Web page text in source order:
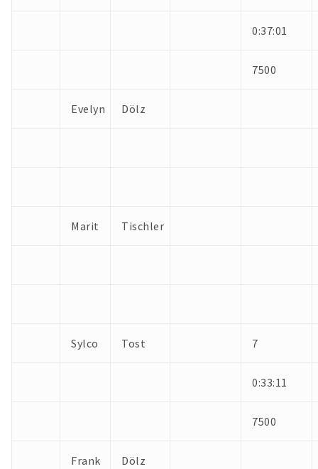
0:37:01
7500
Evelyn Dölz
Marit Tischler
Sylco Tost 7
0:33:11
7500
Frank Dölz